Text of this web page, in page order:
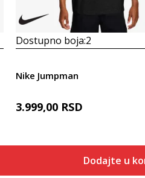
Dostupno boja:2
Nike Jumpman
3.999,00 RSD
Dodajte u